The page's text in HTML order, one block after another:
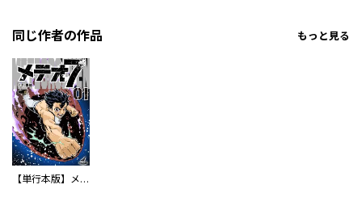
同じ作者の作品 もっと見る
【単行本版】メテオ７